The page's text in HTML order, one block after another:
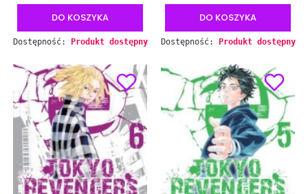
DO KOSZYKA
Dostępność: Produkt dostępny
DO KOSZYKA
Dostępność: Produkt dostępny